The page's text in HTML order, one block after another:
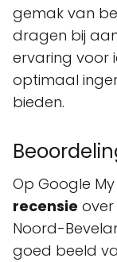
gemak van
dragen bij
ervaring voor
optimaal
bieden.
Op Google
recensie
Noord-
goed beeld